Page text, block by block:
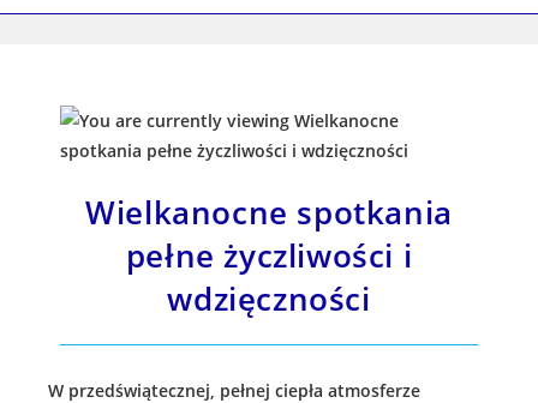
Wielkanocne spotkania
pełne życzliwości i
wdzięczności
W przedświątecznej, pełnej ciepła atmosferze